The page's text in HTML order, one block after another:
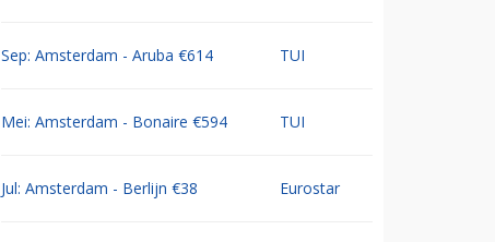
Sep: Amsterdam - Aruba €614 TUI
Mei: Amsterdam - Bonaire €594 TUI
Jul: Amsterdam - Berlijn €38 Eurostar